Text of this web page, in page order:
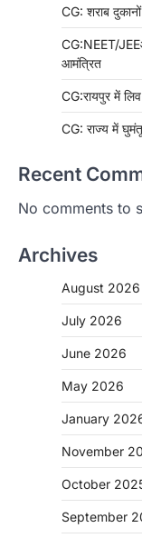
CG: शराब
CG:NEET/
आमंत्रित
CG:रायपुर में
CG: राज्य में
Recent
No comments to
Archives
August 2026
July 2026
June 2026
May 2026
January
November
October
September